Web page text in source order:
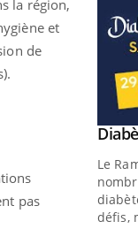
la région,
et
de
pas
nouveau
piscine,
mains
Le
défis,